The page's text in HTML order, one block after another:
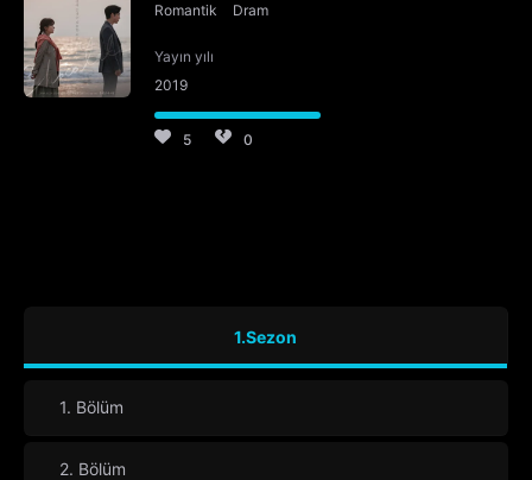
Romantik Dram
Yayın yılı
2019
5 0
1.Sezon
1. Bölüm
2. Bölüm